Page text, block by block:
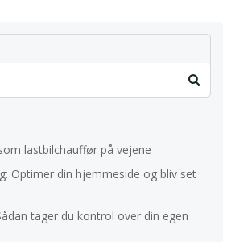
lastbilchauffør på vejene
Optimer din hjemmeside og bliv set
tager du kontrol over din egen